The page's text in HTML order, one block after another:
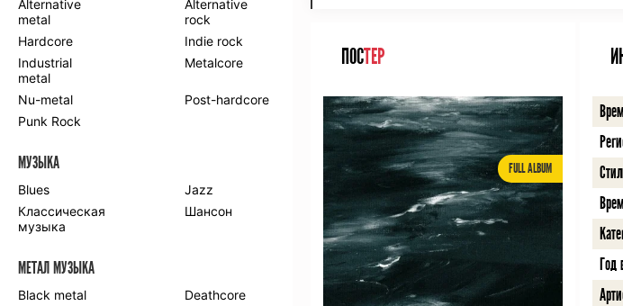
ПОСТЕР
FULL ALBUM
Год
Alternative
metal
Alternative
rock
Hardcore
Indie rock
Industrial
metal
Metalcore
Nu-metal
Post-hardcore
Punk Rock
МУЗЫКА
Blues
Jazz
Классическая
музыка
Шансон
МЕТАЛ МУЗЫКА
Black metal
Deathcore